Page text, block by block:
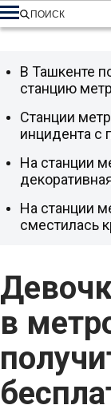
ПОИСК
в
В Ташкенте
станцию
Станции
инцидента с
На станции
На станции
сместилась